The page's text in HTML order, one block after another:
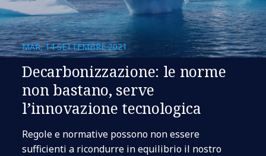
MAR, 14 SETTEMBRE 2021
Decarbonizzazione: le norme
non bastano, serve
l’innovazione tecnologica
Regole e normative possono non essere
sufficienti a ricondurre in equilibrio il nostro